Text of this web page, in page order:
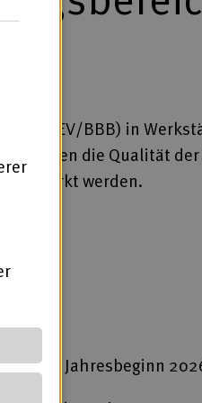
(EV/BBB) in
sollen die Qualität
gestärkt werden.
seit Jahresbeginn